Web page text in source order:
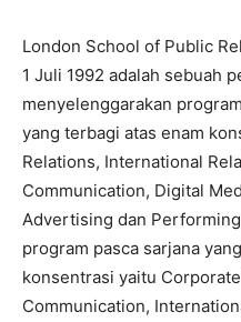
London School of Public
1 Juli 1992 adalah sebuah
menyelenggarakan
yang terbagi atas enam
Relations, International
Communication, Digital
Advertising dan
program pasca sarjana
konsentrasi yaitu
Communication,